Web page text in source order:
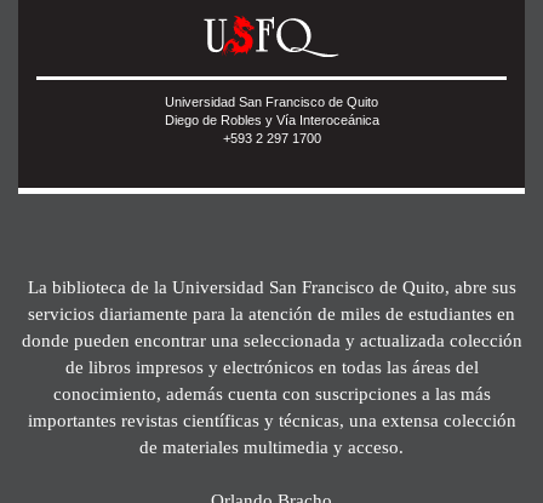
Universidad San Francisco de Quito
Diego de Robles y Vía Interoceánica
+593 2 297 1700
La biblioteca de la Universidad San Francisco de Quito, abre sus
servicios diariamente para la atención de miles de estudiantes en
donde pueden encontrar una seleccionada y actualizada colección
de libros impresos y electrónicos en todas las áreas del
conocimiento, además cuenta con suscripciones a las más
importantes revistas científicas y técnicas, una extensa colección
de materiales multimedia y acceso.